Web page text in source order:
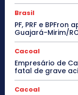
Brasil
PF, PRF e
Guajará-Mirim/
Cacoal
Empresário de
fatal de grave
Cacoal